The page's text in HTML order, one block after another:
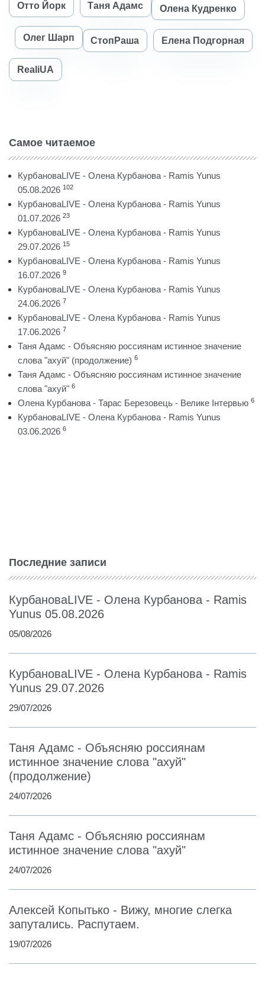
Отто Йорк Таня Адамс Олена Кудренко
Олег Шарп СтопРаша Елена Подгорная
RealiUA
Самое читаемое
КурбановаLIVE - Олена Курбанова - Ramis Yunus
05.08.2026 102
КурбановаLIVE - Олена Курбанова - Ramis Yunus
01.07.2026 23
КурбановаLIVE - Олена Курбанова - Ramis Yunus
29.07.2026 15
КурбановаLIVE - Олена Курбанова - Ramis Yunus
16.07.2026 9
КурбановаLIVE - Олена Курбанова - Ramis Yunus
24.06.2026 7
КурбановаLIVE - Олена Курбанова - Ramis Yunus
17.06.2026 7
Таня Адамс - Объясняю россиянам истинное значение
слова "ахуй" (продолжение) 6
Таня Адамс - Объясняю россиянам истинное значение
слова "ахуй" 6
Олена Курбанова - Тарас Березовець - Велике Інтервью 6
КурбановаLIVE - Олена Курбанова - Ramis Yunus
03.06.2026 6
Последние записи
КурбановаLIVE - Олена Курбанова - Ramis
Yunus 05.08.2026
05/08/2026
КурбановаLIVE - Олена Курбанова - Ramis
Yunus 29.07.2026
29/07/2026
Таня Адамс - Объясняю россиянам
истинное значение слова "ахуй"
(продолжение)
24/07/2026
Таня Адамс - Объясняю россиянам
истинное значение слова "ахуй"
24/07/2026
Алексей Копытько - Вижу, многие слегка
запутались. Распутаем.
19/07/2026